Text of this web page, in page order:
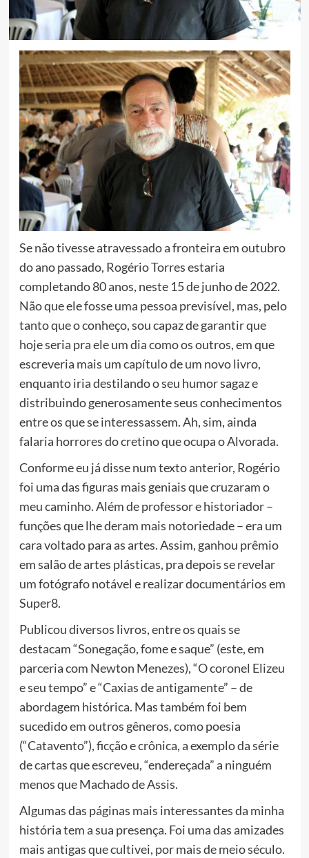
Se não tivesse atravessado a fronteira em outubro
do ano passado, Rogério Torres estaria
completando 80 anos, neste 15 de junho de 2022.
Não que ele fosse uma pessoa previsível, mas, pelo
tanto que o conheço, sou capaz de garantir que
hoje seria pra ele um dia como os outros, em que
escreveria mais um capítulo de um novo livro,
enquanto iria destilando o seu humor sagaz e
distribuindo generosamente seus conhecimentos
entre os que se interessassem. Ah, sim, ainda
falaria horrores do cretino que ocupa o Alvorada.
Conforme eu já disse num texto anterior, Rogério
foi uma das figuras mais geniais que cruzaram o
meu caminho. Além de professor e historiador –
funções que lhe deram mais notoriedade – era um
cara voltado para as artes. Assim, ganhou prêmio
em salão de artes plásticas, pra depois se revelar
um fotógrafo notável e realizar documentários em
Super8.
Publicou diversos livros, entre os quais se
destacam “Sonegação, fome e saque” (este, em
parceria com Newton Menezes), “O coronel Elizeu
e seu tempo” e “Caxias de antigamente” – de
abordagem histórica. Mas também foi bem
sucedido em outros gêneros, como poesia
(“Catavento”), ficção e crônica, a exemplo da série
de cartas que escreveu, “endereçada” a ninguém
menos que Machado de Assis.
Algumas das páginas mais interessantes da minha
história tem a sua presença. Foi uma das amizades
mais antigas que cultivei, por mais de meio século.